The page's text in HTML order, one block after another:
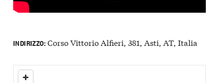
INDIRIZZO:Corso Vittorio Alfieri, 381, Asti, AT, Italia